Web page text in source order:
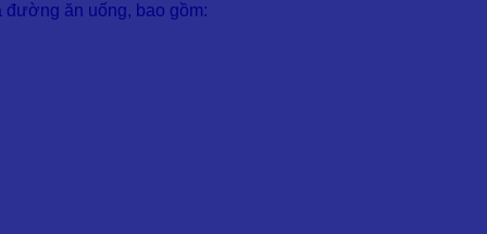
ăn uống, bao gồm: